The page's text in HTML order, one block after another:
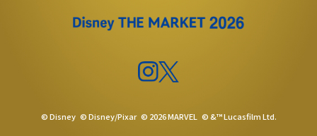
© Disney © Disney/Pixar © 2026 MARVEL © &™ Lucasfilm Ltd.